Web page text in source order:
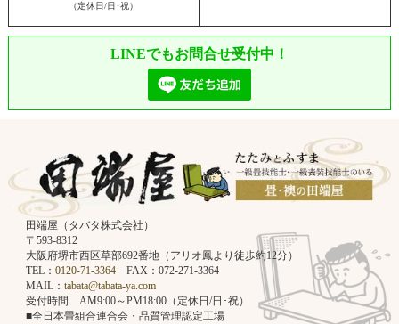
（定休日/日･祝）
LINEでもお問合せ受付中！
田端屋（タバタ株式会社）
〒593-8312
大阪府堺市西区草部692番地（アリオ鳳より徒歩約12分）
TEL： 0120-71-3364FAX：072-271-3364
MAIL： tabata@tabata-ya.com
受付時間 AM9:00～PM18:00（定休日/日･祝）
■全日本畳組合連合会・品質管理認定工場